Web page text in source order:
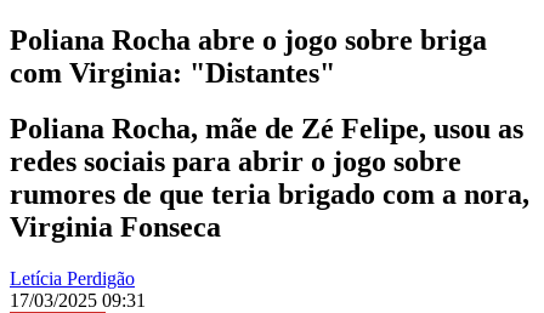
Poliana Rocha abre o jogo sobre briga
com Virginia: "Distantes"
Poliana Rocha, mãe de Zé Felipe, usou as
redes sociais para abrir o jogo sobre
rumores de que teria brigado com a nora,
Virginia Fonseca
Letícia Perdigão
17/03/2025 09:31